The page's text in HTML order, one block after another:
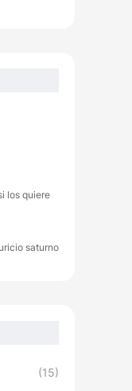
los quiere
saturno
(15)